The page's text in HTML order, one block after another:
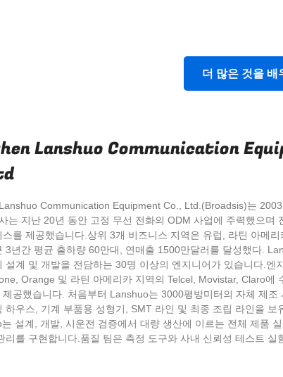
더 많은 것을 배
Lanshuo Communication
Communication Equipment Co., Ltd.(Broadsis)는
는 지난 20년 동안 고정 무선 전화의 ODM 사업에 주력했으며
스를 제공했습니다.상위 3개 비즈니스 지역은 유럽, 라틴 아메리
3년간 평균 출하량 60만대, 연매출 1500만달러를 달성했다.
설계 및 개발을 전담하는 30명 이상의 엔지니어가 있습니다.엔
Orange 및 라틴 아메리카 지역의 Telcel, Movistar, Claro에
제공했습니다. 처음부터 Lanshuo는 3000평방미터의 자체 제조
하우스, 기계 부품용 성형기, SMT 라인 및 최종 조립 라인을 보
설계, 개발, 시운전 검증에서 대량 생산에 이르는 전체 제품
리를 구현합니다.품질 팀은 측정 도구와 사내 신뢰성 테스트 실